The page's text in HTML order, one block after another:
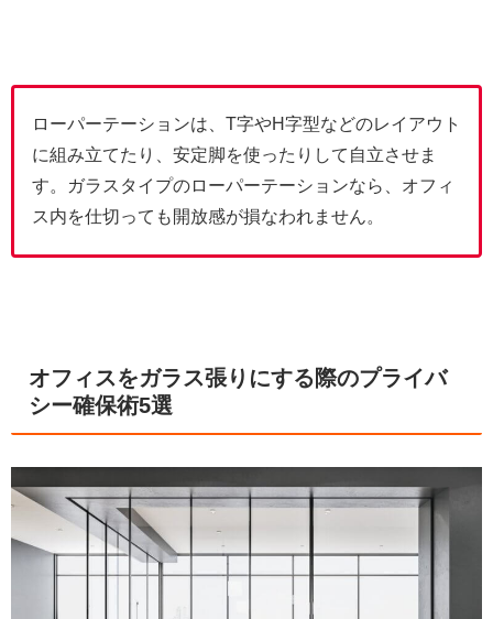
ローパーテーションは、T字やH字型などのレイアウト
に組み立てたり、安定脚を使ったりして自立させま
す。ガラスタイプのローパーテーションなら、オフィ
ス内を仕切っても開放感が損なわれません。
オフィスをガラス張りにする際のプライバ
シー確保術5選